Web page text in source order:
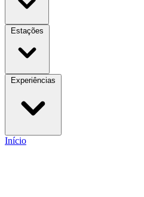
Estações
Experiências
Início